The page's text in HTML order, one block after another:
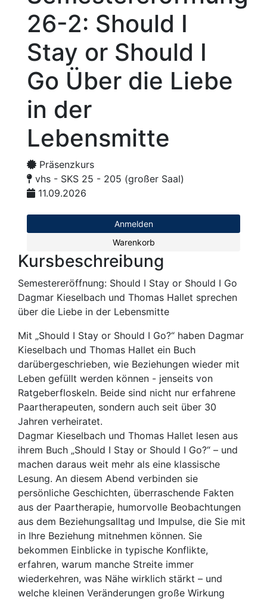
26-2: Should I
Stay or Should I
Go Über die Liebe
in der
Lebensmitte
Präsenzkurs
vhs - SKS 25 - 205 (großer Saal)
11.09.2026
Anmelden
Warenkorb
Kursbeschreibung
Semestereröffnung: Should I Stay or Should I Go
Dagmar Kieselbach und Thomas Hallet sprechen
über die Liebe in der Lebensmitte
Mit „Should I Stay or Should I Go?“ haben Dagmar
Kieselbach und Thomas Hallet ein Buch
darübergeschrieben, wie Beziehungen wieder mit
Leben gefüllt werden können - jenseits von
Ratgeberfloskeln. Beide sind nicht nur erfahrene
Paartherapeuten, sondern auch seit über 30
Jahren verheiratet.
Dagmar Kieselbach und Thomas Hallet lesen aus
ihrem Buch „Should I Stay or Should I Go?“ – und
machen daraus weit mehr als eine klassische
Lesung. An diesem Abend verbinden sie
persönliche Geschichten, überraschende Fakten
aus der Paartherapie, humorvolle Beobachtungen
aus dem Beziehungsalltag und Impulse, die Sie mit
in Ihre Beziehung mitnehmen können. Sie
bekommen Einblicke in typische Konflikte,
erfahren, warum manche Streite immer
wiederkehren, was Nähe wirklich stärkt – und
welche kleinen Veränderungen große Wirkung